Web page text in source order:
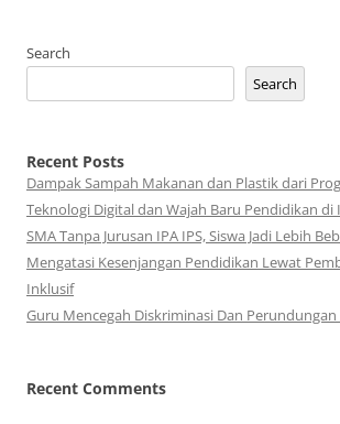
Search
Search
Recent Posts
Dampak Sampah Makanan dan Plastik dari
Teknologi Digital dan Wajah Baru Pendidikan di
SMA Tanpa Jurusan IPA IPS, Siswa Jadi Lebih
Mengatasi Kesenjangan Pendidikan Lewat
Inklusif
Guru Mencegah Diskriminasi Dan Perundungan
Recent Comments